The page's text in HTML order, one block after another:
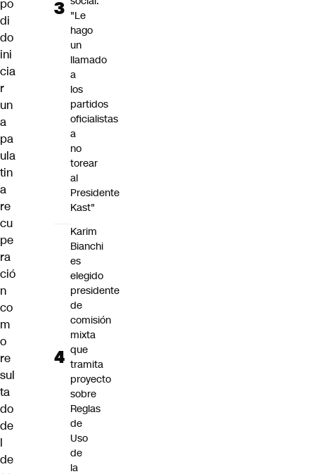
po
di
do
ini
cia
r
un
a
pa
ula
tin
a
re
cu
pe
ra
ció
n
co
m
o
re
sul
ta
do
de
l
de
"Le
hago
un
llamado
a
los
partidos
oficialistas
a
no
torear
al
Presidente
Kast"
Karim
Bianchi
es
elegido
presidente
de
comisión
mixta
que
tramita
proyecto
sobre
Reglas
de
Uso
de
la